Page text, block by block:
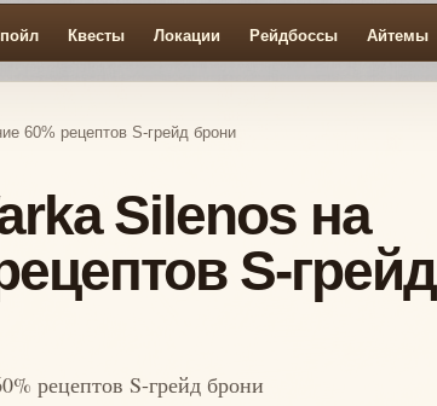
Квесты Локации Рейдбоссы Айтемы
60% рецептов S-грейд брони
Silenos на
S-грейд
рецептов S-грейд брони